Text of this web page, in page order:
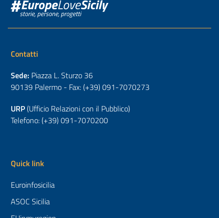
Contatti
Sede: Piazza L. Sturzo 36
90139 Palermo - Fax: (+39) 091-7070273
URP(Ufficio Relazioni con il Pubblico)
Telefono: (+39) 091-7070200
Quick link
Euroinfosicilia
ASOC Sicilia